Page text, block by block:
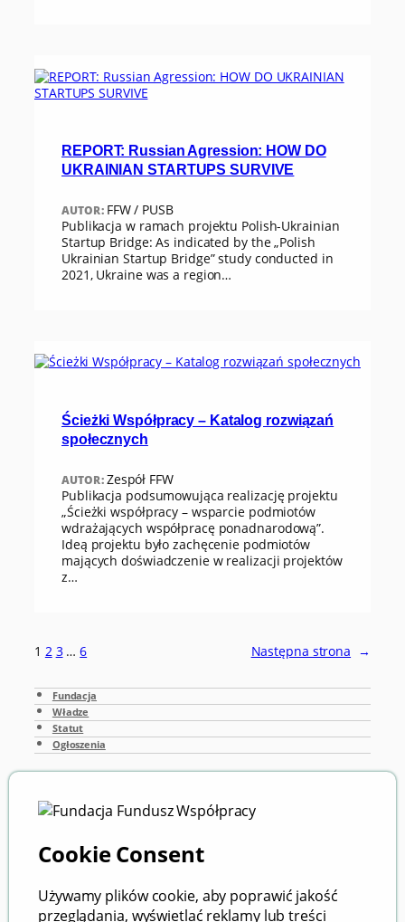
REPORT: Russian Agression: HOW DO
UKRAINIAN STARTUPS SURVIVE
AUTOR: FFW / PUSB
Publikacja w ramach projektu Polish-Ukrainian
Startup Bridge: As indicated by the „Polish
Ukrainian Startup Bridge” study conducted in
2021, Ukraine was a region…
Ścieżki Współpracy – Katalog rozwiązań
społecznych
AUTOR: Zespół FFW
Publikacja podsumowująca realizację projektu
„Ścieżki współpracy – wsparcie podmiotów
wdrażających współpracę ponadnarodową”.
Ideą projektu było zachęcenie podmiotów
mających doświadczenie w realizacji projektów
z…
1 2 3 … 6 Następna strona →
Fundacja
Władze
Statut
Ogłoszenia
Kontakt
CoFund Sp. z o.o.